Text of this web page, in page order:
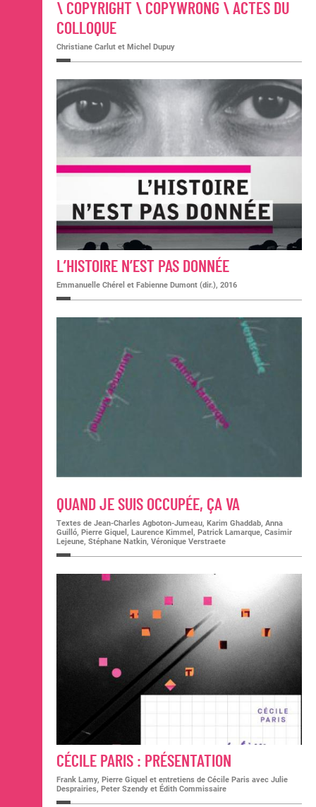
\ COPYRIGHT \ COPYWRONG \ ACTES DU
COLLOQUE
Christiane Carlut et Michel Dupuy
L’HISTOIRE N’EST PAS DONNÉE
Emmanuelle Chérel et Fabienne Dumont (dir.), 2016
QUAND JE SUIS OCCUPÉE, ÇA VA
Textes de Jean-Charles Agboton-Jumeau, Karim Ghaddab, Anna
Guilló, Pierre Giquel, Laurence Kimmel, Patrick Lamarque, Casimir
Lejeune, Stéphane Natkin, Véronique Verstraete
CÉCILE PARIS : PRÉSENTATION
Frank Lamy, Pierre Giquel et entretiens de Cécile Paris avec Julie
Desprairies, Peter Szendy et Édith Commissaire